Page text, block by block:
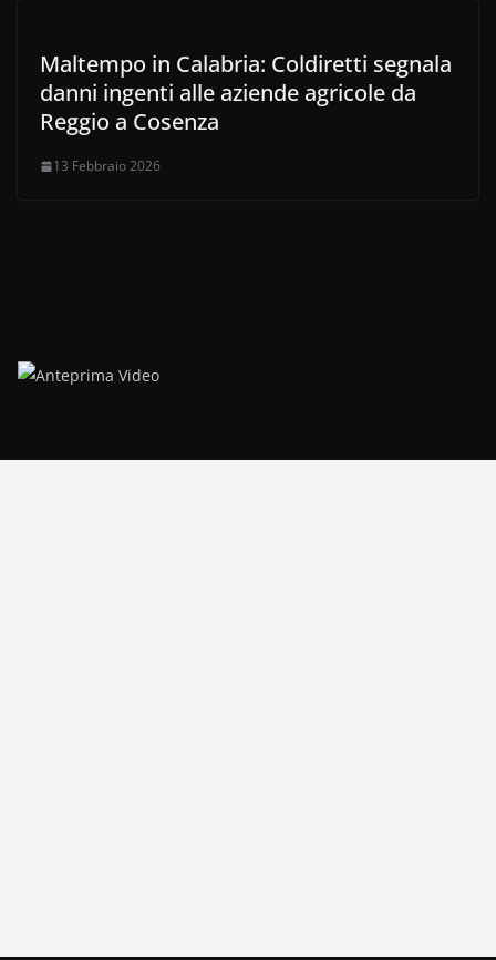
Maltempo in Calabria: Coldiretti segnala
danni ingenti alle aziende agricole da
Reggio a Cosenza
13 Febbraio 2026